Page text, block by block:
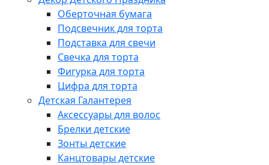
Оберточная бумага
Подсвечник для торта
Подставка для свечи
Свечка для торта
Фигурка для торта
Цифра для торта
Детская Галантерея
Аксессуары для волос
Брелки детские
Зонты детские
Канцтовары детские